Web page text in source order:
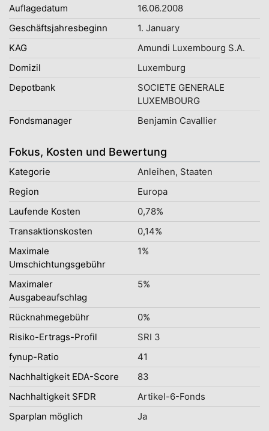
Auflagedatum
16.06.2008
Geschäftsjahresbeginn
1. January
KAG
Amundi Luxembourg S.A.
Domizil
Luxemburg
Depotbank
SOCIETE GENERALE
LUXEMBOURG
Fondsmanager
Benjamin Cavallier
Fokus, Kosten und Bewertung
Kategorie
Anleihen, Staaten
Region
Europa
Laufende Kosten
0,78%
Transaktionskosten
0,14%
Maximale
Umschichtungsgebühr
1%
Maximaler
Ausgabeaufschlag
5%
Rücknahmegebühr
0%
Risiko-Ertrags-Profil
SRI 3
fynup-Ratio
41
Nachhaltigkeit EDA-Score
83
Nachhaltigkeit SFDR
Artikel-6-Fonds
Sparplan möglich
Ja